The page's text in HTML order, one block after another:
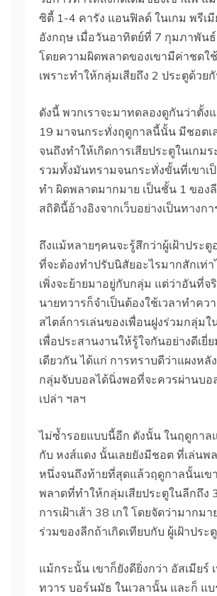
ซิตี้ 1-4 คารัง แอนฟิลด์ ในเกม พรีเ
อังกฤษ เมื่อวันอาทิตย์ที่ 7 กุมภาพัน
โดยความผิดพลาดของเขามีค่าชดใ
เพราะทำให้กลุ่มเสียถึง 2 ประตูด้วย
ดังนี้ พวกเราจะมาทดลองดูกันว่าตั้ง
19 มาจนกระทั่งฤดูกาลนี้นั้น มีชอตเ
จนถึงทำให้เกิดการเสียประตูในเกม
รวมทั้งมันทรามจนกระทั่งขั้นที่เขาเ
ทำ ผิดพลาดมากมาย เป็นชั้น 1 ของลี
สถิตินี้อ้างอิงจากเว็บอย่างเป็นทางกา
ถึงแม้หลายๆคนจะรู้สึกว่าผู้เฝ้าประตู
ที่จะต้องทำปรับนิสัยอะไรมากสักเท่า
เพิ่งจะย้ายมาอยู่กับกลุ่ม แต่ว่าอันที่จ
นายทวารก็จำเป็นต้องใช้เวลาทำคว
สไตล์การเล่นของเพื่อนฝูงร่วมกลุ่มใ
เพื่อประสานงานให้รู้ใจกันอย่างดีเยี่
เดียวกัน ได้แก่ การทราบดีว่าแผงหลั
กลุ่มจับบอลได้นิ่งพอที่จะควรผ่านบอ
เปล่า ฯลฯ
ไม่ซ้ำรอยแบบนี้อีก ดังนั้น ในฤดูกาล
กับ หงส์แดง นั้นเลยยังมีชอต ที่เล่นพ
หนึ่งจนถึงท้ายที่สุดแล้วฤดูกาลนั้นเข
พลาดที่ทำให้กลุ่มเสียประตูในลีกถึง
การเฝ้าเส้า 38 เกใ โดยจัดว่ามากม
ร่วมของลีกถ้าเกิดเทียบกับ ผู้เฝ้าประ
แม้กระนั้น เขาก็ยังดียิ่งกว่า อัสเมียร์
ทวาร บอร์นมัธ ในเวลานั้น และก็ แบ